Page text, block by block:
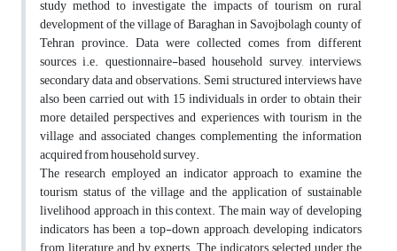
study method to investigate the impacts of tourism on rural
development of the village of Baraghan in Savojbolagh county of
Tehran province. Data were collected comes from different
sources i.e. questionnaire-based household survey, interviews,
secondary data and observations. Semi structured interviews have
also been carried out with 15 individuals in order to obtain their
more detailed perspectives and experiences with tourism in the
village and associated changes, complementing the information
acquired from household survey.
The research employed an indicator approach to examine the
tourism status of the village and the application of sustainable
livelihood approach in this context. The main way of developing
indicators has been a top-down approach, developing indicators